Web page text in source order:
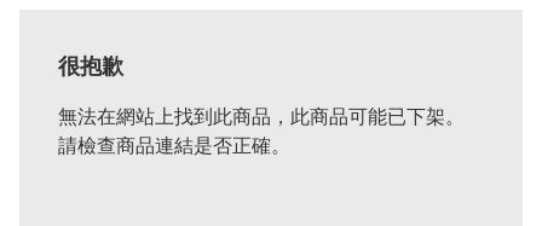
很抱歉
無法在網站上找到此商品，此商品可能已下架。
請檢查商品連結是否正確。